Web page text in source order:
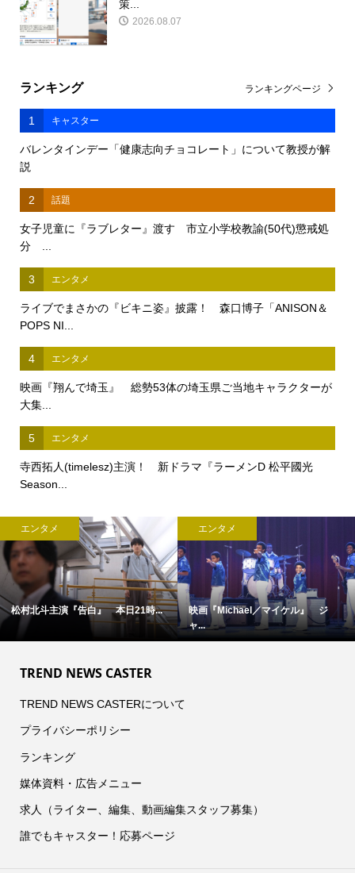
策...
2026.08.07
ランキング
1 キャスター
バレンタインデー「健康志向チョコレート」について教授が解
説
2 話題
女子児童に『ラブレター』渡す 市立小学校教諭(50代)懲戒処
分 ...
3 エンタメ
ライブでまさかの『ビキニ姿』披露！ 森口博子「ANISON＆
POPS NI...
4 エンタメ
映画『翔んで埼玉』 総勢53体の埼玉県ご当地キャラクターが
大集...
5 エンタメ
寺西拓人(timelesz)主演！ 新ドラマ『ラーメンD 松平國光
Season...
ランキングページ
エンタメ
映画『オークストリートの異変』×... 完全撮り下ろし「2027年版
TREND NEWS CASTER
TREND NEWS CASTERについて
プライバシーポリシー
ランキング
媒体資料・広告メニュー
求人（ライター、編集、動画編集スタッフ募集）
誰でもキャスター！応募ページ